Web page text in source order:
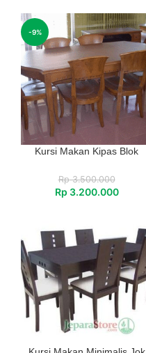
-9%
Kursi Makan Kipas Blok
Rp3.500.000
Rp 3.200.000